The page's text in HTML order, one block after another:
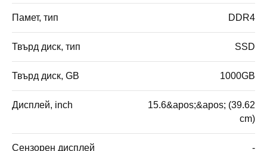
Памет, тип DDR4
Твърд диск, тип SSD
Твърд диск, GB 1000GB
Дисплей, inch
15.6&apos;&apos; (39.62
cm)
Сензорен дисплей -